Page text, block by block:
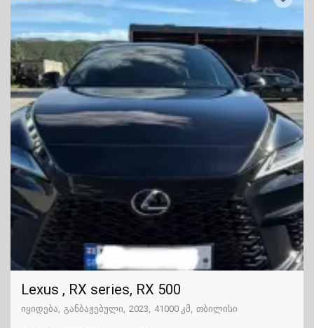
Lexus , RX series, RX 500
იყიდება განბაჟებული 2023 41000 კმ თბილისი